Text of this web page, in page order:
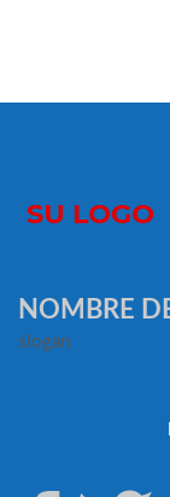
NOMBRE
slogan